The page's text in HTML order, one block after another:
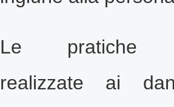
Le pratiche
realizzate ai